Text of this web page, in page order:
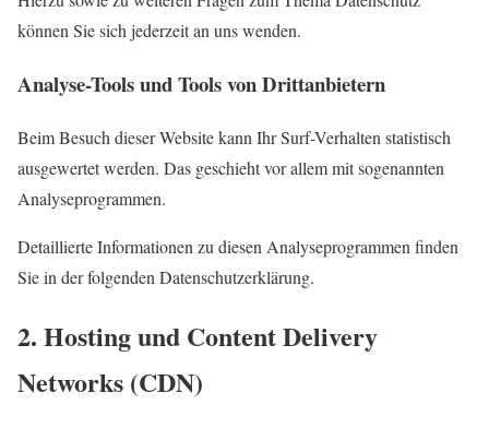
können Sie sich jederzeit an uns wenden.
Analyse-Tools und Tools von Dritt­anbietern
Beim Besuch dieser Website kann Ihr Surf-Verhalten statistisch
ausgewertet werden. Das geschieht vor allem mit sogenannten
Analyseprogrammen.
Detaillierte Informationen zu diesen Analyseprogrammen finden
Sie in der folgenden Datenschutzerklärung.
2. Hosting und Content Delivery
Networks (CDN)